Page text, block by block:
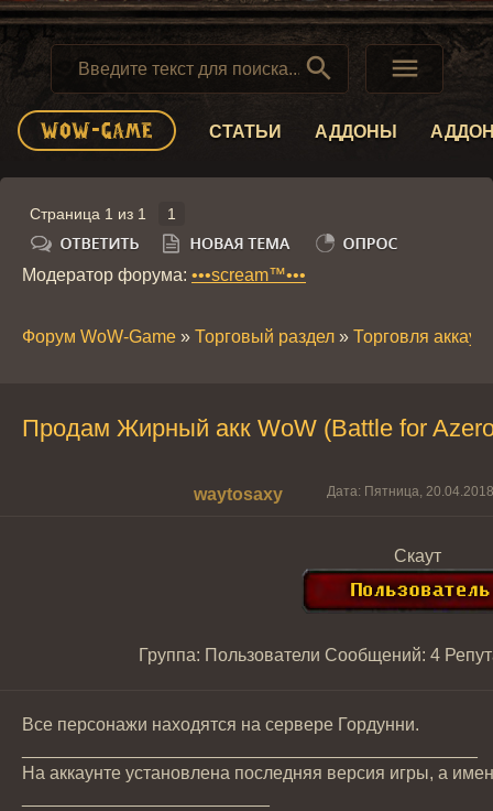
 
СТАТЬИ АДДОНЫ
Страница 1 из 1 1
Модератор форума: •••scream™•••
Форум WoW-Game » Торговый раздел » Торговля
Продам Жирный акк WoW (Battle for
waytosaxy Дата: Пятница,
Скаут
Группа: Пользователи Сообщений: 4
Все персонажи находятся на сервере Гордунни.
На аккаунте установлена последняя версия игры, а